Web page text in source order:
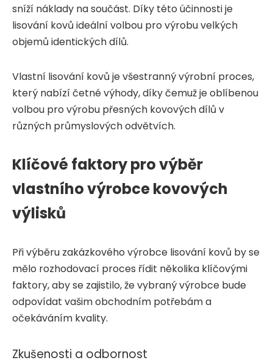
sníží náklady na součást. Díky této účinnosti je
lisování kovů ideální volbou pro výrobu velkých
objemů identických dílů.
Vlastní lisování kovů je všestranný výrobní proces,
který nabízí četné výhody, díky čemuž je oblíbenou
volbou pro výrobu přesných kovových dílů v
různých průmyslových odvětvích.
Klíčové faktory pro výběr
vlastního výrobce kovových
výlisků
Při výběru zakázkového výrobce lisování kovů by se
mělo rozhodovací proces řídit několika klíčovými
faktory, aby se zajistilo, že vybraný výrobce bude
odpovídat vašim obchodním potřebám a
očekáváním kvality.
Zkušenosti a odbornost